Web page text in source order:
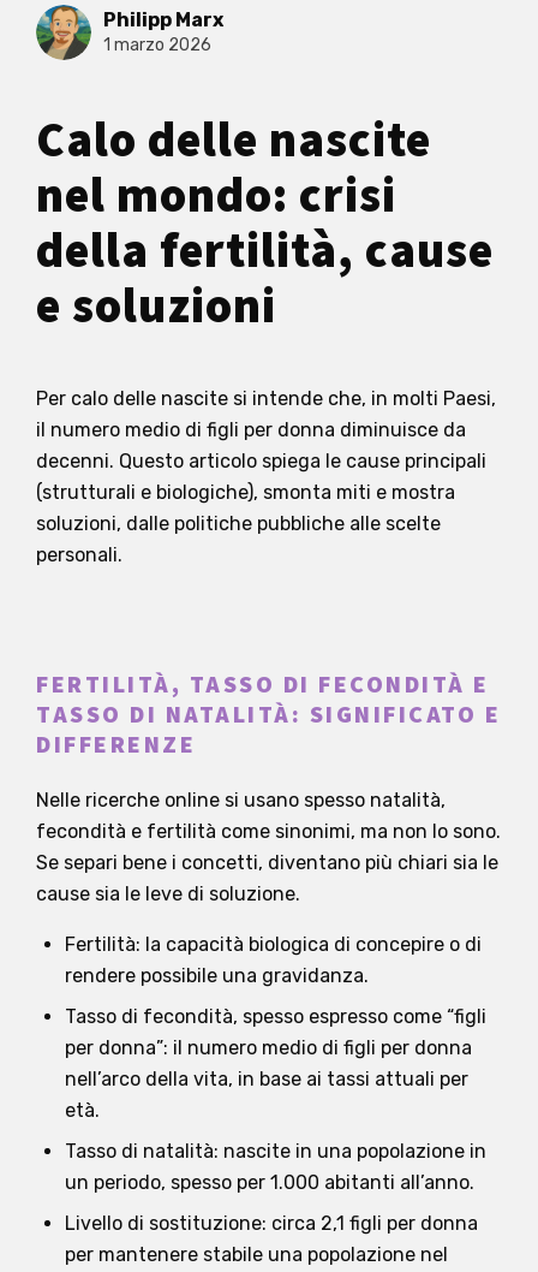
Philipp Marx
1 marzo 2026
Calo delle nascite
nel mondo: crisi
della fertilità, cause
e soluzioni
Per calo delle nascite si intende che, in molti Paesi,
il numero medio di figli per donna diminuisce da
decenni. Questo articolo spiega le cause principali
(strutturali e biologiche), smonta miti e mostra
soluzioni, dalle politiche pubbliche alle scelte
personali.
FERTILITÀ, TASSO DI FECONDITÀ E
TASSO DI NATALITÀ: SIGNIFICATO E
DIFFERENZE
Nelle ricerche online si usano spesso natalità,
fecondità e fertilità come sinonimi, ma non lo sono.
Se separi bene i concetti, diventano più chiari sia le
cause sia le leve di soluzione.
Fertilità: la capacità biologica di concepire o di
rendere possibile una gravidanza.
Tasso di fecondità, spesso espresso come “figli
per donna”: il numero medio di figli per donna
nell’arco della vita, in base ai tassi attuali per
età.
Tasso di natalità: nascite in una popolazione in
un periodo, spesso per 1.000 abitanti all’anno.
Livello di sostituzione: circa 2,1 figli per donna
per mantenere stabile una popolazione nel